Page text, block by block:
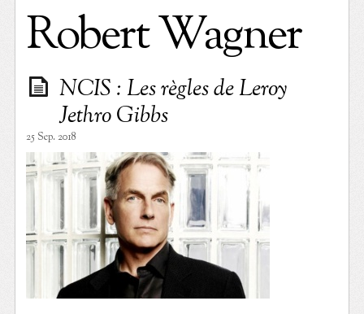
Robert Wagner
NCIS : Les règles de Leroy
Jethro Gibbs
25 Sep. 2018